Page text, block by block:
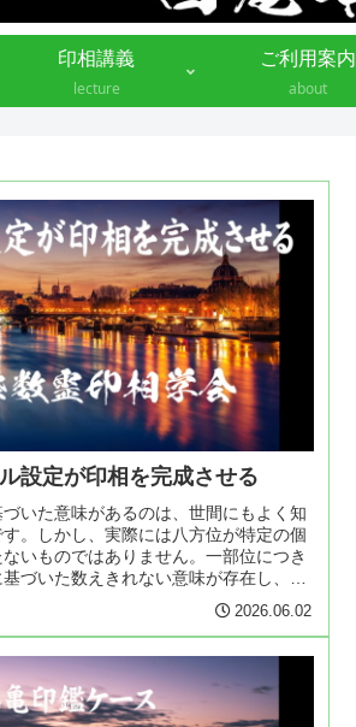
印相講義
lecture
ご利用案内
about
設定が印相を完成させる
いた意味があるのは、世間にもよく知
。しかし、実際には八方位が特定の個
いものではありません。一部位につき
づいた数えきれない意味が存在し、そ
2026.06.02